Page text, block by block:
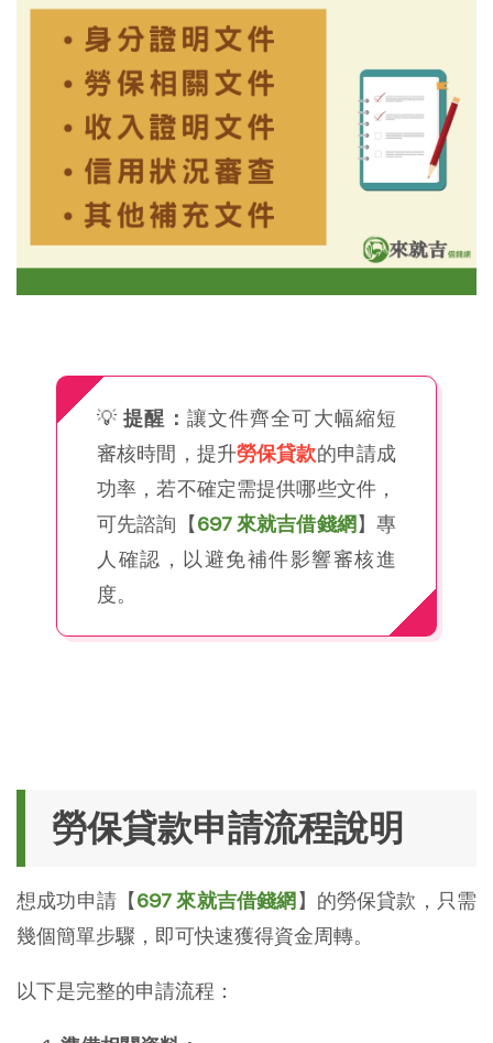
💡提醒： 讓文件齊全可大幅縮短
審核時間，提升勞保貸款的申請成
功率，若不確定需提供哪些文件，
可先諮詢【697 來就吉借錢網】專
人確認，以避免補件影響審核進
度。
勞保貸款申請流程說明
想成功申請【697 來就吉借錢網 】的勞保貸款，只需
幾個簡單步驟，即可快速獲得資金周轉。
以下是完整的申請流程：